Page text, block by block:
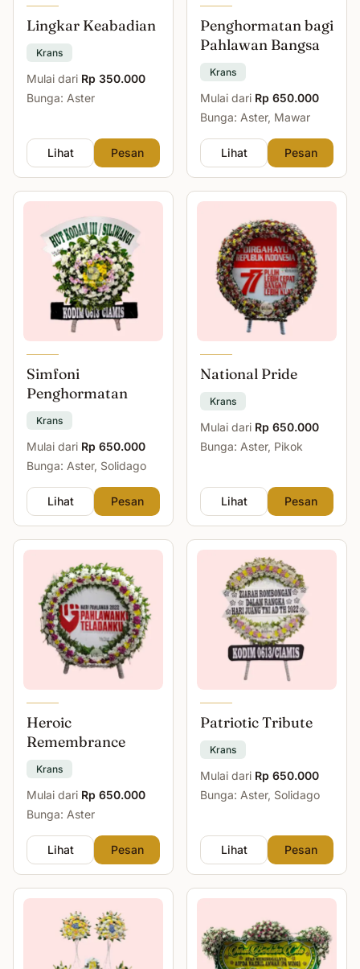
Lingkar Keabadian
Krans
Mulai dari Rp 350.000
Bunga: Aster
Lihat Pesan
Penghormatan bagi
Pahlawan Bangsa
Krans
Mulai dari Rp 650.000
Bunga: Aster, Mawar
Lihat Pesan
Simfoni
Penghormatan
Krans
Mulai dari Rp 650.000
Bunga: Aster, Solidago
Lihat Pesan
National Pride
Krans
Mulai dari Rp 650.000
Bunga: Aster, Pikok
Lihat Pesan
Heroic
Remembrance
Krans
Mulai dari Rp 650.000
Bunga: Aster
Lihat Pesan
Patriotic Tribute
Krans
Mulai dari Rp 650.000
Bunga: Aster, Solidago
Lihat Pesan